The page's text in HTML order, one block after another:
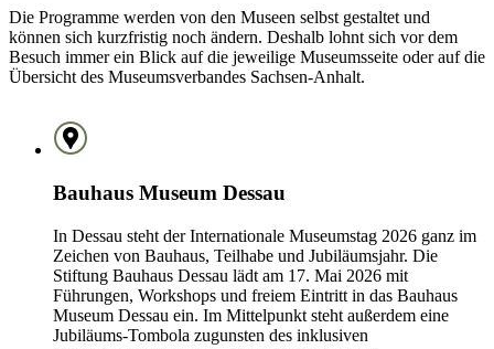
Die Programme werden von den Museen selbst gestaltet und
können sich kurzfristig noch ändern. Deshalb lohnt sich vor dem
Besuch immer ein Blick auf die jeweilige Museumsseite oder auf die
Übersicht des Museumsverbandes Sachsen-Anhalt.
Bauhaus Museum Dessau
In Dessau steht der Internationale Museumstag 2026 ganz im
Zeichen von Bauhaus, Teilhabe und Jubiläumsjahr. Die
Stiftung Bauhaus Dessau lädt am 17. Mai 2026 mit
Führungen, Workshops und freiem Eintritt in das Bauhaus
Museum Dessau ein. Im Mittelpunkt steht außerdem eine
Jubiläums-Tombola zugunsten des inklusiven